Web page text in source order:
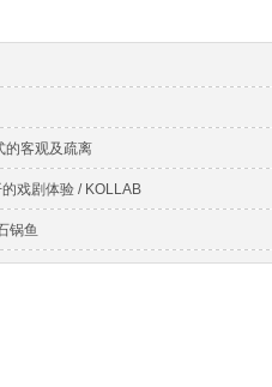
的客观及疏离
戏剧体验 / KOLLAB
锅鱼